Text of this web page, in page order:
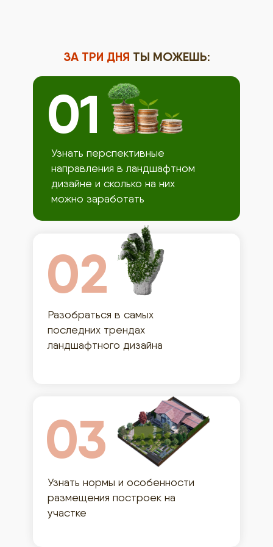
Узнать перспективные
направления в ландшафтном
дизайне и сколько на них
можно заработать
Разобраться в самых
последних трендах
ландшафтного дизайна
Узнать нормы и особенности
размещения построек на
участке
01
02
03
ЗА ТРИ ДНЯ ТЫ МОЖЕШЬ: